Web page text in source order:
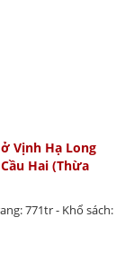
Vịnh Hạ Long
Hai (Thừa
771tr - Khổ sách: